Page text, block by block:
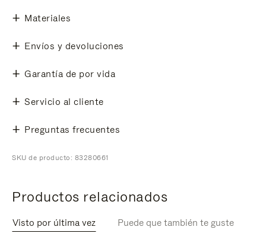
Materiales
Envíos y devoluciones
Garantía de por vida
Servicio al cliente
Preguntas frecuentes
SKU de producto: 83280661
Productos relacionados
Visto por última vez Puede que también te guste